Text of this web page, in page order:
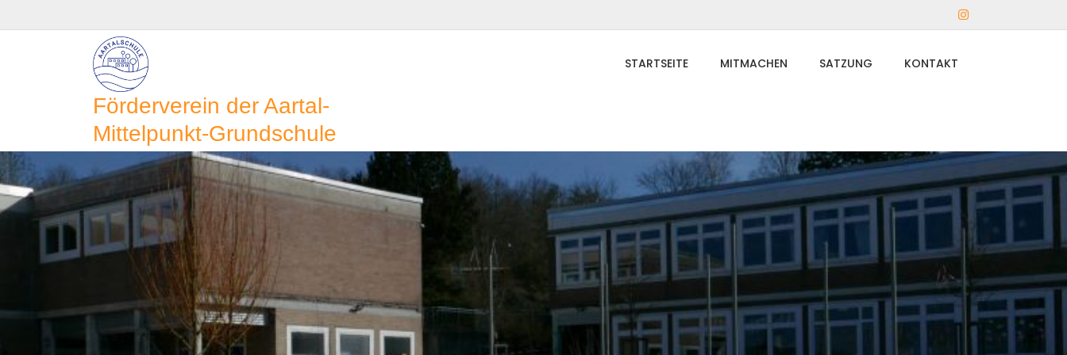
to
Instagram
Förderverein der Aartal-
Mittelpunkt-Grundschule
STARTSEITE MITMACHEN SATZUNG KONTAKT